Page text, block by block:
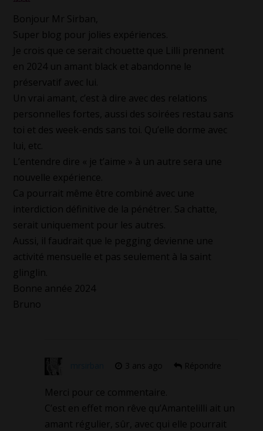
Bonjour Mr Sirban,
Super blog pour jolies expériences.
Je crois que ce serait chouette que Lilli prennent
en 2024 un amant black et abandonne le
préservatif avec lui.
Un vrai amant, c’est à dire avec des relations
personnelles fortes, aussi des soirées restau sans
toi et des week-ends sans toi. Qu’elle dorme avec
lui, etc.
L’entendre dire « je t’aime » à un autre sera une
nouvelle expérience.
Ca pourrait même être combiné avec une
interdiction définitive de la pénétrer. Sa chatte,
serait uniquement pour les autres.
Aussi, il faudrait que le pegging devienne une
activité mensuelle et pas seulement à la saint
glinglin.
Bonne année 2024
Bruno
3 ans ago Répondre
Merci pour ce commentaire.
C’est en effet mon rêve qu’Amantelilli ait un
amant régulier, sûr, avec qui elle pourrait